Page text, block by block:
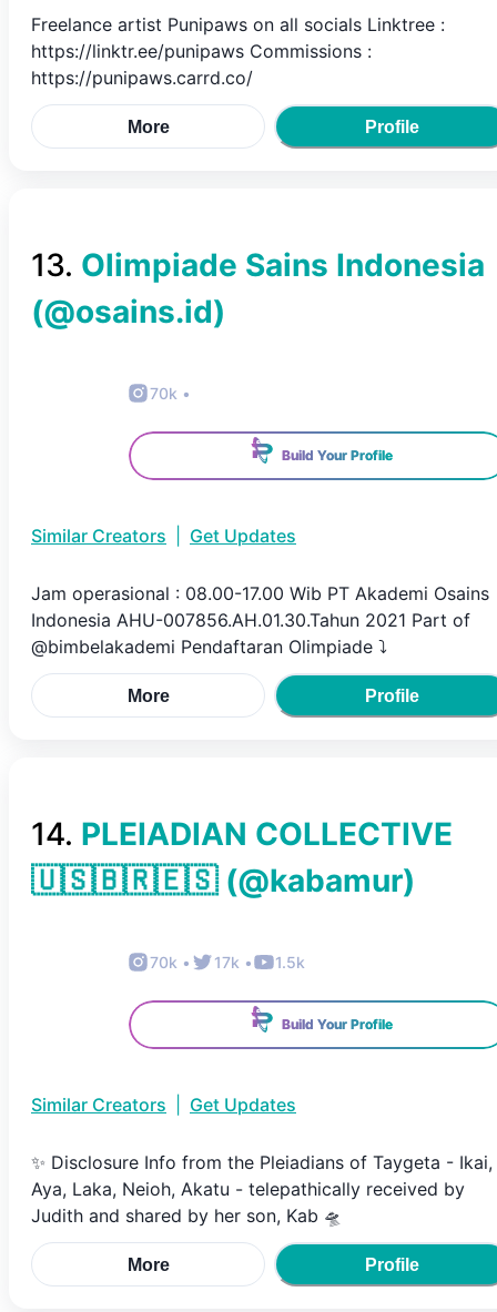
Freelance artist Punipaws on all socials Linktree :
https://linktr.ee/punipaws Commissions :
https://punipaws.carrd.co/
More Profile
13. Olimpiade Sains Indonesia
(@osains.id)
70k •
Build Your Profile
Similar Creators Get Updates
Jam operasional : 08.00-17.00 Wib PT Akademi Osains
Indonesia AHU-007856.AH.01.30.Tahun 2021 Part of
@bimbelakademi Pendaftaran Olimpiade ⤵️
More Profile
14. PLEIADIAN COLLECTIVE
🇺🇸🇧🇷🇪🇸(@kabamur)
70k • 17k • 1.5k
Build Your Profile
Similar Creators Get Updates
✨ Disclosure Info from the Pleiadians of Taygeta - Ikai,
Aya, Laka, Neioh, Akatu - telepathically received by
Judith and shared by her son, Kab 🛸
More Profile